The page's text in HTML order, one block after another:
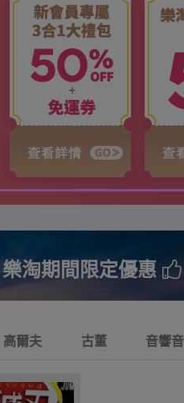
樂淘期間限定優惠
高爾夫 古董 音響